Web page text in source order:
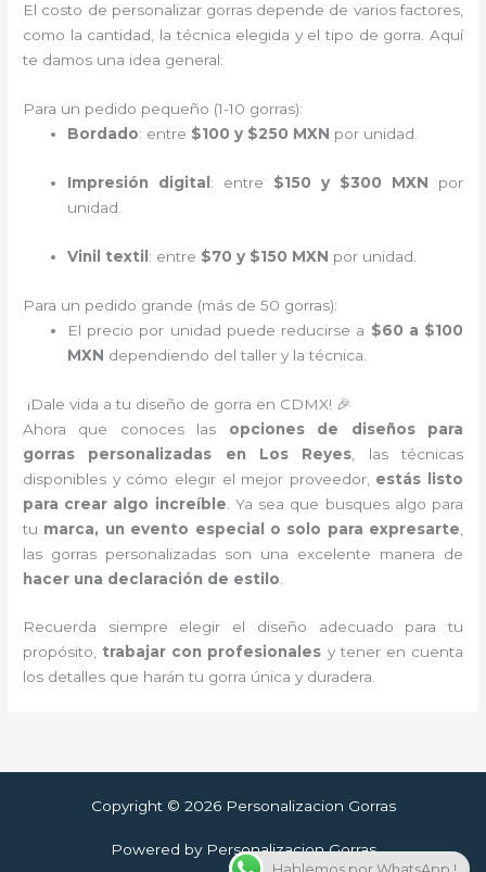
El costo de personalizar gorras depende de varios factores,
como la cantidad, la técnica elegida y el tipo de gorra. Aquí
te damos una idea general:
Para un pedido pequeño (1-10 gorras):
Bordado: entre $100 y $250 MXN por unidad.
Impresión digital : entre $150 y $300 MXN por
unidad.
Vinil textil : entre $70 y $150 MXN por unidad.
Para un pedido grande (más de 50 gorras):
El precio por unidad puede reducirse a $60 a $100
MXN dependiendo del taller y la técnica.
¡Dale vida a tu diseño de gorra en CDMX! 🎉
Ahora que conoces las opciones de diseños para
gorras personalizadas en Los Reyes , las técnicas
disponibles y cómo elegir el mejor proveedor, estás listo
para crear algo increíble . Ya sea que busques algo para
tu marca, un evento especial o solo para expresarte
las gorras personalizadas son una excelente manera de
hacer una declaración de estilo
Recuerda siempre elegir el diseño adecuado para tu
propósito, trabajar con profesionales y tener en cuenta
los detalles que harán tu gorra única y duradera.
Copyright © 2026 Personalizacion Gorras
Powered by Personalizacion Gorras